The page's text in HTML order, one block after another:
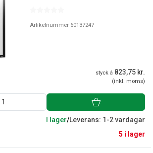
Artikelnummer 60137247
styck á 823,75 kr.
(inkl. moms)
I lager/Leverans: 1-2 vardagar
5 i lager